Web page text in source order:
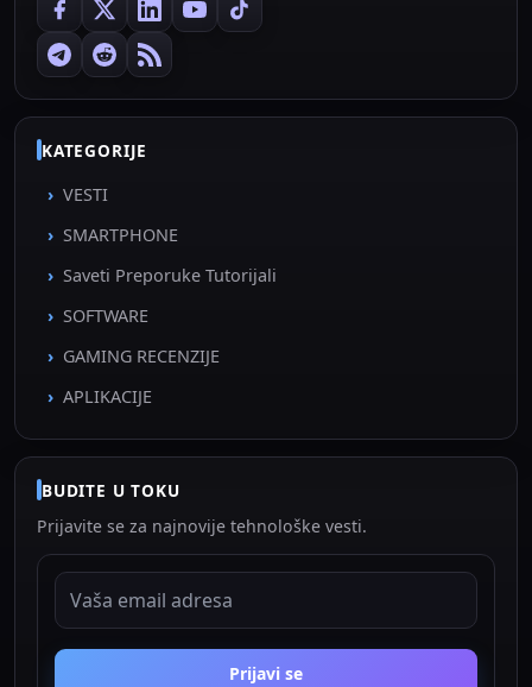
KATEGORIJE
VESTI
SMARTPHONE
Saveti Preporuke Tutorijali
SOFTWARE
GAMING RECENZIJE
APLIKACIJE
BUDITE U TOKU
Prijavite se za najnovije tehnološke vesti.
EMAIL ADRESA
Prijavi se